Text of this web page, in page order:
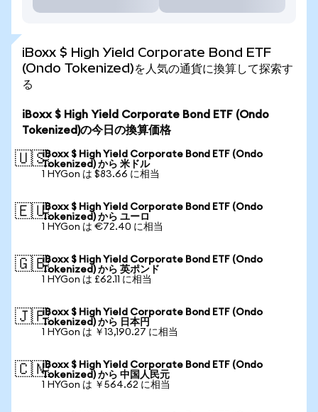
iBoxx $ High Yield Corporate Bond ETF
(Ondo Tokenized)を人気の通貨に換算して探索す
る
iBoxx $ High Yield Corporate Bond ETF (Ondo
Tokenized)の今日の換算価格
🇺🇸iBoxx $ High Yield Corporate Bond ETF (Ondo
Tokenized) から 米ドル
1 HYGon は $83.66 に相当
🇪🇺iBoxx $ High Yield Corporate Bond ETF (Ondo
Tokenized) から ユーロ
1 HYGon は €72.40 に相当
🇬🇧iBoxx $ High Yield Corporate Bond ETF (Ondo
Tokenized) から 英ポンド
1 HYGon は £62.11 に相当
🇯🇵iBoxx $ High Yield Corporate Bond ETF (Ondo
Tokenized) から 日本円
1 HYGon は ￥13,190.27 に相当
🇨🇳iBoxx $ High Yield Corporate Bond ETF (Ondo
Tokenized) から 中国人民元
1 HYGon は ￥564.62 に相当